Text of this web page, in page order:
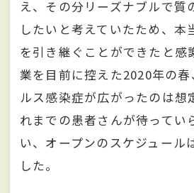
え、その分リーズナブルで質
したいと考えていたため、本
を引き継ぐことができたと感
業を目前に控えた2020年の
ルス感染症が広がったのは想
れまでの患者さんが待ってい
い、オープンのスケジュール
した。